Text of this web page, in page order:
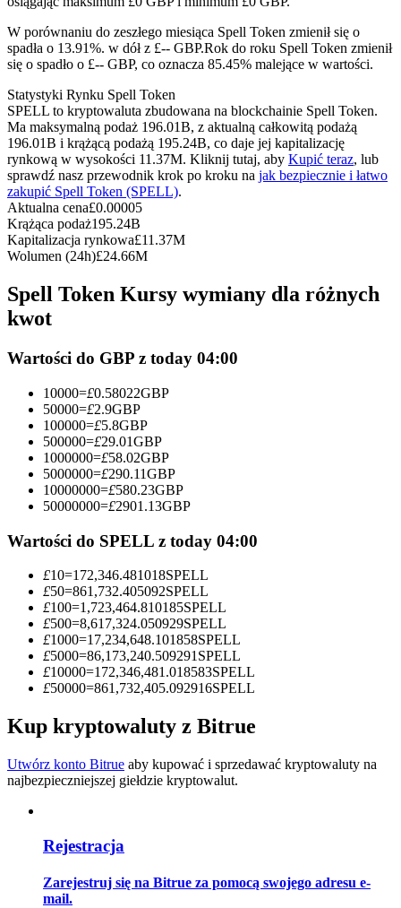
Kontrakty terminowe na USDC
Kopiowanie Transakcji
Dołącz do najlepszych traderów
Zostań traderem kopiującym
Ciesz się podziałem zysków i prowizjami z kopiowania
Analiza Big Data, w tym informacje handlowe itp.
W porównaniu do zeszłego miesiąca Spell Token zmienił się o
spadła o 13.91%. w dół z £-- GBP.Rok do roku Spell Token zmienił
się o spadło o £-- GBP, co oznacza 85.45% malejące w wartości.
Statystyki Rynku Spell Token
SPELL to kryptowaluta zbudowana na blockchainie Spell Token.
Ma maksymalną podaż 196.01B, z aktualną całkowitą podażą
196.01B i krążącą podażą 195.24B, co daje jej kapitalizację
rynkową w wysokości 11.37M. Kliknij tutaj, aby Kupić teraz, lub
sprawdź nasz przewodnik krok po kroku na jak bezpiecznie i łatwo
zakupić Spell Token (SPELL).
Aktualna cena£0.00005
Krążąca podaż195.24B
Kapitalizacja rynkowa£11.37M
Wolumen (24h)£24.66M
Spell Token Kursy wymiany dla różnych
kwot
Wartości do GBP z today 04:00
10000=£0.58022GBP
50000=£2.9GBP
100000=£5.8GBP
500000=£29.01GBP
1000000=£58.02GBP
5000000=£290.11GBP
10000000=£580.23GBP
50000000=£2901.13GBP
Wartości do SPELL z today 04:00
£10=172,346.481018SPELL
£50=861,732.405092SPELL
£100=1,723,464.810185SPELL
£500=8,617,324.050929SPELL
£1000=17,234,648.101858SPELL
£5000=86,173,240.509291 SPELL
£10000=172,346,481.018583SPELL
£50000=861,732,405.092916SPELL
Kup kryptowaluty z Bitrue
Utwórz konto Bitrue aby kupować i sprzedawać kryptowaluty na
najbezpieczniejszej giełdzie kryptowalut.
Rejestracja
Zarejestruj się na Bitrue za pomocą swojego adresu e-
mail.